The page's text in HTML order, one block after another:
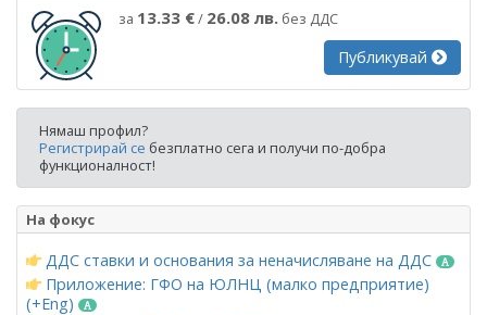
за 13.33 €/ 26.08 лв. без ДДС
Публикувай
Нямаш профил?
Регистрирай се безплатно сега и получи по-добра
функционалност!
На фокус
ДДС ставки и основания за неначисляване на ДДС
Приложение: ГФО на ЮЛНЦ (малко предприятие)
(+Eng)